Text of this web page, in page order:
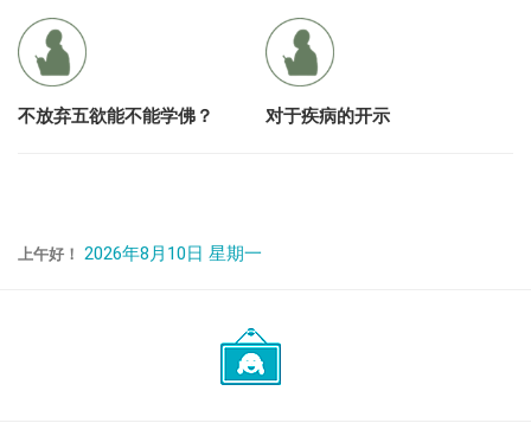
不放弃五欲能不能学佛？ 对于疾病的开示
上午好！ 2026年8月10日 星期一